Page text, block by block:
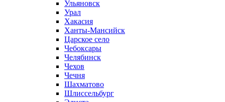
Ульяновск
Урал
Хакасия
Ханты-Мансийск
Царское село
Чебоксары
Челябинск
Чехов
Чечня
Шахматово
Шлиссельбург